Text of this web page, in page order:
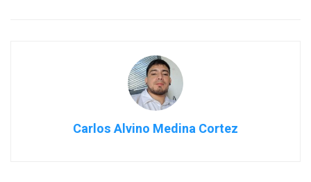
Carlos Alvino Medina Cortez